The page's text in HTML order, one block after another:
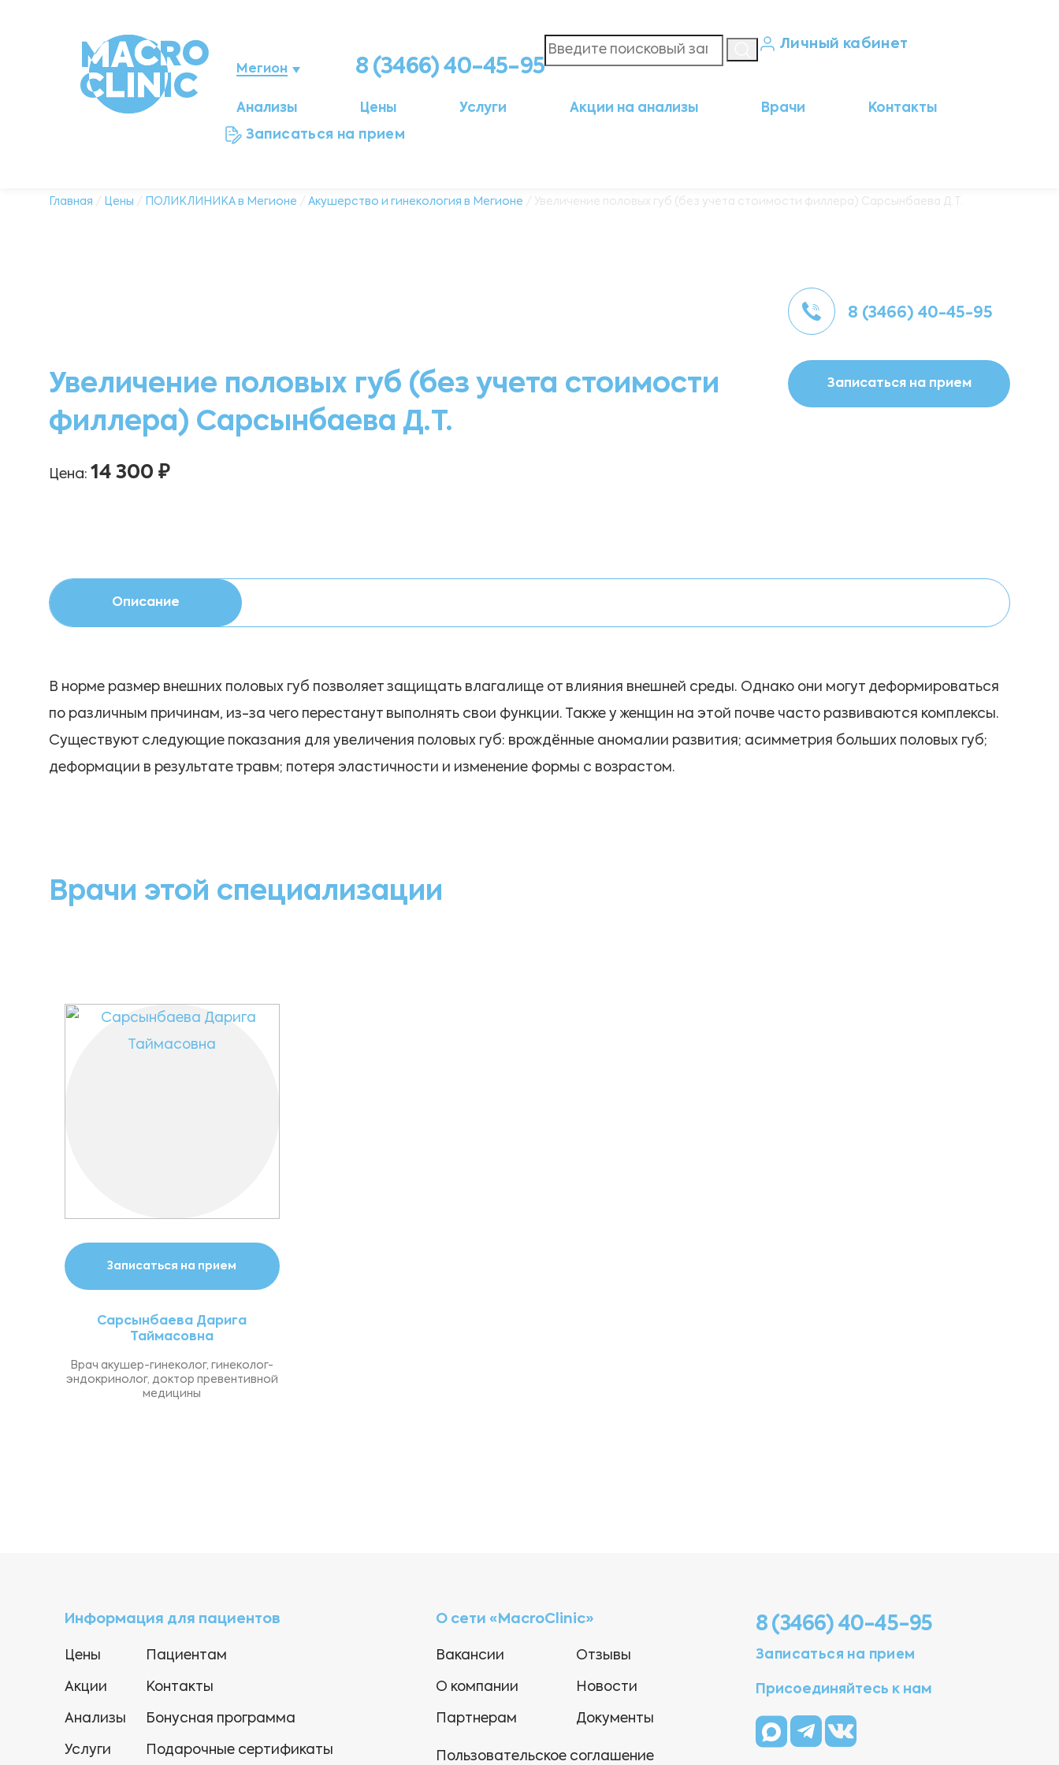
Мегион
Нижневартовск
8 (3466) 40-45-95
Личный кабинет
Анализы Цены Услуги Акции на анализы Врачи
Контакты
Записаться на прием
Главная / Цены / ПОЛИКЛИНИКА в Мегионе / Акушерство и гинекология в Мегионе / Увеличение половых губ (без учета стоимости филлера) Сарсынбаева Д.Т.
Увеличение половых губ (без учета стоимости
филлера) Сарсынбаева Д.Т.
Цена: 14 300 ₽
8 (3466) 40-45-95
Записаться на прием
Описание
В норме размер внешних половых губ позволяет защищать влагалище от влияния внешней среды. Однако они могут деформироваться
по различным причинам, из-за чего перестанут выполнять свои функции. Также у женщин на этой почве часто развиваются комплексы.
Существуют следующие показания для увеличения половых губ: врождённые аномалии развития; асимметрия больших половых губ;
деформации в результате травм; потеря эластичности и изменение формы с возрастом.
Врачи этой специализации
Записаться на прием
Сарсынбаева Дарига
Таймасовна
Врач акушер-гинеколог, гинеколог-
эндокринолог, доктор превентивной
медицины
Информация для пациентов
Цены
Акции
Анализы
Услуги
Пациентам
Контакты
Бонусная программа
Подарочные сертификаты
О сети «MacroClinic»
Вакансии
О компании
Партнерам
Отзывы
Новости
Документы
Пользовательское соглашение
8 (3466) 40-45-95
Записаться на прием
Присоединяйтесь к нам